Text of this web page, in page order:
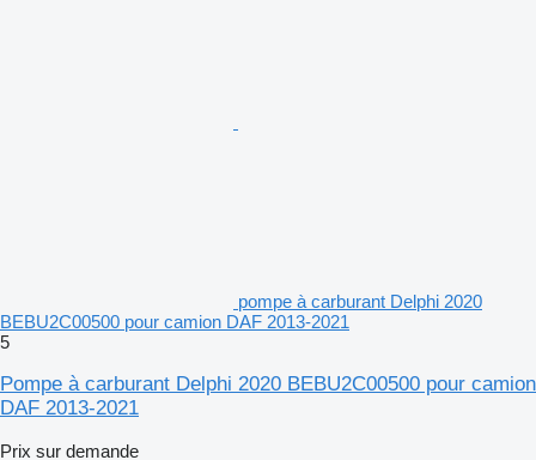
pompe à carburant Delphi 2020
BEBU2C00500 pour camion DAF 2013-2021
5
Pompe à carburant Delphi 2020 BEBU2C00500 pour camion
DAF 2013-2021
Prix sur demande